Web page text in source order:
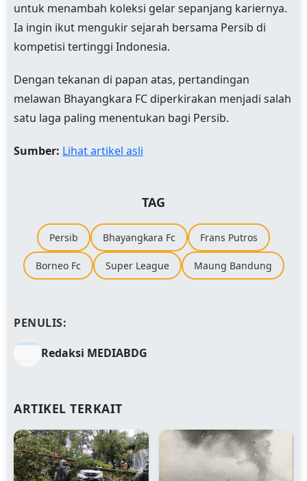
untuk menambah koleksi gelar sepanjang kariernya.
Ia ingin ikut mengukir sejarah bersama Persib di
kompetisi tertinggi Indonesia.
Dengan tekanan di papan atas, pertandingan
melawan Bhayangkara FC diperkirakan menjadi salah
satu laga paling menentukan bagi Persib.
Sumber: Lihat artikel asli
TAG
Persib Bhayangkara Fc Frans Putros
Borneo Fc Super League Maung Bandung
PENULIS:
Redaksi MEDIABDG
ARTIKEL TERKAIT